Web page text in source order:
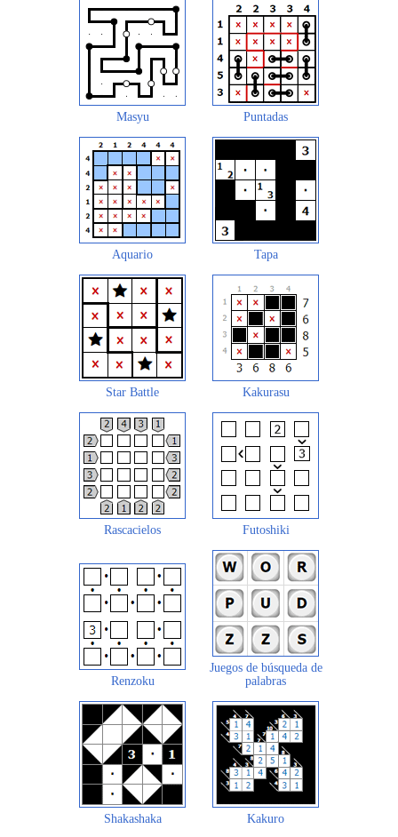
Masyu Puntadas
Aquario Tapa
Star Battle Kakurasu
Rascacielos Futoshiki
Renzoku
Juegos de búsqueda de
palabras
Shakashaka Kakuro